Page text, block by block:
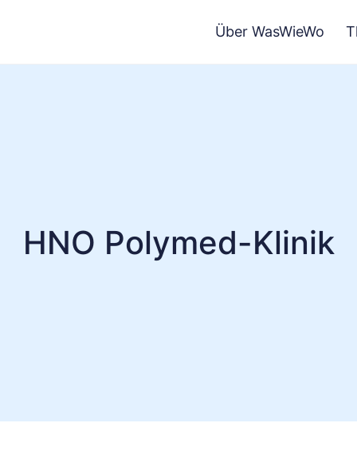
Über WasWieWo
HNO Polymed-Klinik